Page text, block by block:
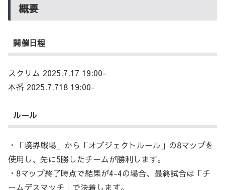
概要
開催日程
スクリム 2025.7.17 19:00-
本番 2025.7.718 19:00-
ルール
・「境界戦場」から「オブジェクトルール」の8マップを
使用し、先に5勝したチームが勝利します。
・8マップ終了時点で結果が4-4の場合、最終試合は「チ
ームデスマッチ」で決着します。